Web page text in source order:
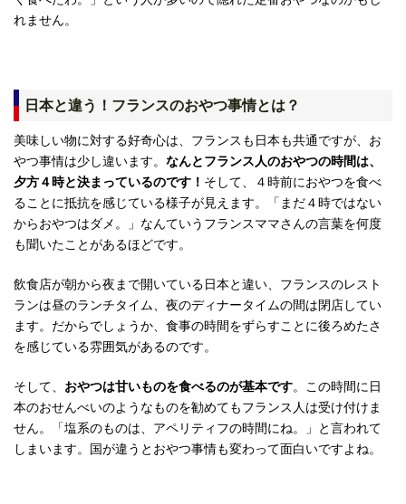
れません。
日本と違う！フランスのおやつ事情とは？
美味しい物に対する好奇心は、フランスも日本も共通ですが、お
やつ事情は少し違います。 なんとフランス人のおやつの時間は、
夕方４時と決まっているのです！ そして、４時前におやつを食べ
ることに抵抗を感じている様子が見えます。「まだ４時ではない
からおやつはダメ。」なんていうフランスママさんの言葉を何度
も聞いたことがあるほどです。
飲食店が朝から夜まで開いている日本と違い、フランスのレスト
ランは昼のランチタイム、夜のディナータイムの間は閉店してい
ます。だからでしょうか、食事の時間をずらすことに後ろめたさ
を感じている雰囲気があるのです。
そして、 おやつは甘いものを食べるのが基本です。この時間に日
本のおせんべいのようなものを勧めてもフランス人は受け付けま
せん。「塩系のものは、アペリティフの時間にね。」と言われて
しまいます。国が違うとおやつ事情も変わって面白いですよね。